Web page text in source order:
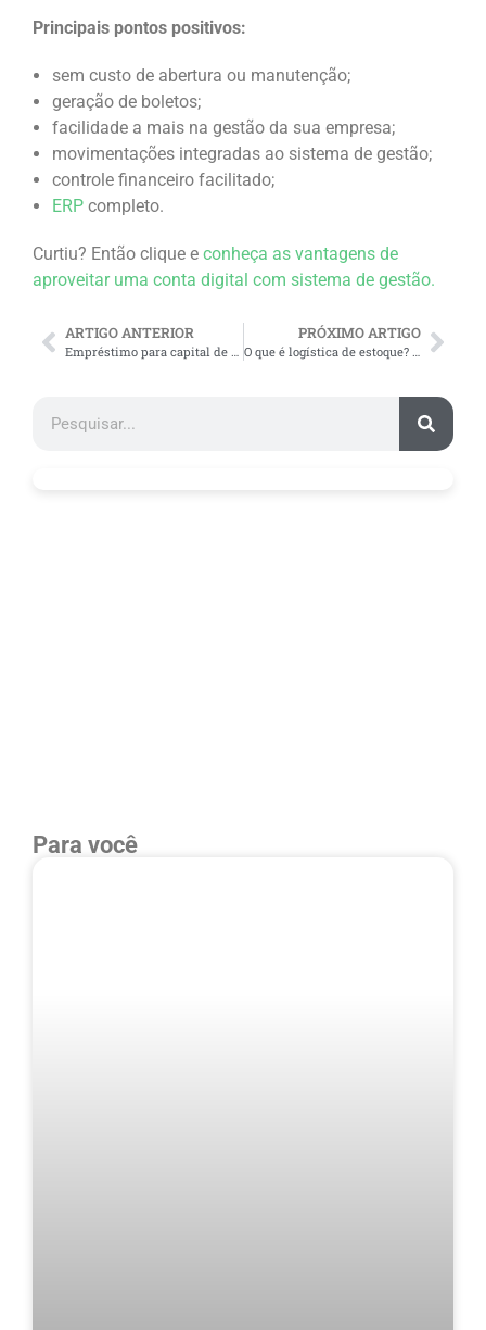
Principais pontos positivos:
sem custo de abertura ou manutenção;
geração de boletos;
facilidade a mais na gestão da sua empresa;
movimentações integradas ao sistema de gestão;
controle financeiro facilitado;
ERP completo.
Curtiu? Então clique e conheça as vantagens de
aproveitar uma conta digital com sistema de gestão.
ARTIGO ANTERIOR
Empréstimo para capital de giro para MEI: 3 opções para solicitar
PRÓXIMO ARTIGO
O que é logística de estoque? Tudo o que você precisa saber
Para você